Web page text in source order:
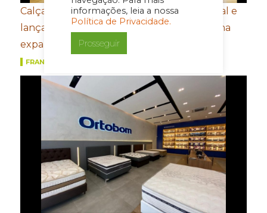
informações, leia a nossa
Política de Privacidade.
Prosseguir
Calçados Bibi amplia presença internacional e
lança e-commerce em Honduras de olho na
expansão na América Central
FRANQUIAS